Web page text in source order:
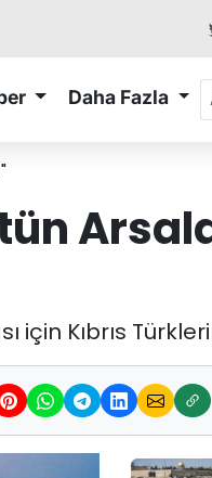
Daha Fazla
için Kıbrıs